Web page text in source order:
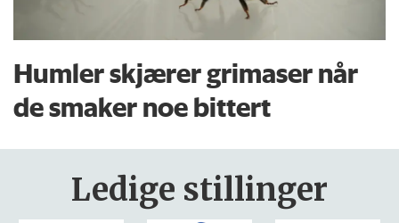
Humler skjærer grimaser når
de smaker noe bittert
Ledige stillinger